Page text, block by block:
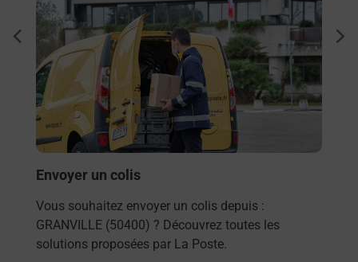
par
Envoyer un colis
Vous souhaitez envoyer un colis depuis :
GRANVILLE (50400) ? Découvrez toutes les
solutions proposées par La Poste.